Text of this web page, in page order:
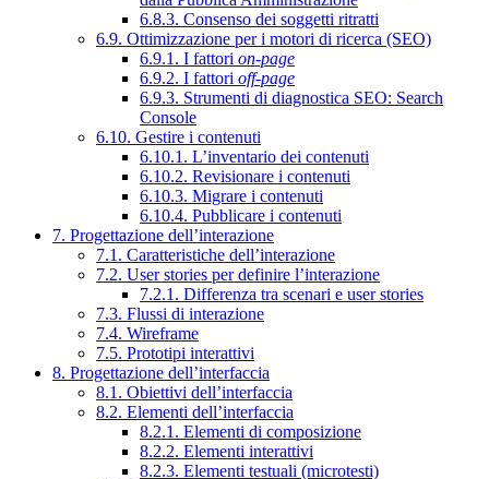
6.8.3. Consenso dei soggetti ritratti
6.9. Ottimizzazione per i motori di ricerca (SEO)
6.9.1. I fattori on-page
6.9.2. I fattori off-page
6.9.3. Strumenti di diagnostica SEO: Search
Console
6.10. Gestire i contenuti
6.10.1. L’inventario dei contenuti
6.10.2. Revisionare i contenuti
6.10.3. Migrare i contenuti
6.10.4. Pubblicare i contenuti
7. Progettazione dell’interazione
7.1. Caratteristiche dell’interazione
7.2. User stories per definire l’interazione
7.2.1. Differenza tra scenari e user stories
7.3. Flussi di interazione
7.4. Wireframe
7.5. Prototipi interattivi
8. Progettazione dell’interfaccia
8.1. Obiettivi dell’interfaccia
8.2. Elementi dell’interfaccia
8.2.1. Elementi di composizione
8.2.2. Elementi interattivi
8.2.3. Elementi testuali (microtesti)